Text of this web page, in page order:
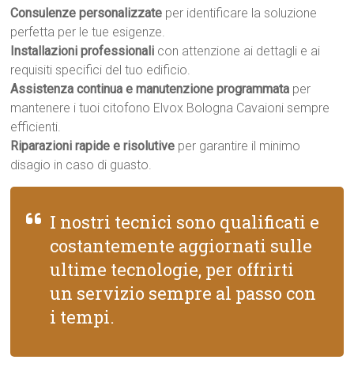
Consulenze personalizzate per identificare la soluzione
perfetta per le tue esigenze.
Installazioni professionali con attenzione ai dettagli e ai
requisiti specifici del tuo edificio.
Assistenza continua e manutenzione programmata per
mantenere i tuoi citofono Elvox Bologna Cavaioni sempre
efficienti.
Riparazioni rapide e risolutive per garantire il minimo
disagio in caso di guasto.
I nostri tecnici sono qualificati e
costantemente aggiornati sulle
ultime tecnologie, per offrirti
un servizio sempre al passo con
i tempi.